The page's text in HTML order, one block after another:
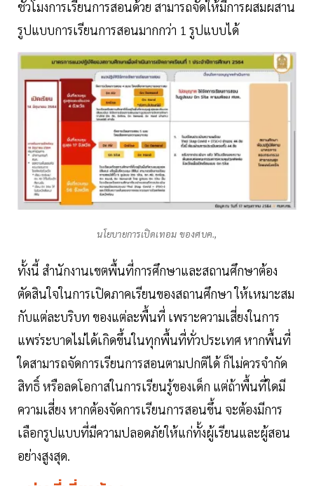
ชั่วโมงการเรียนการสอนด้วย สามารถจัดให้มีการผสมผสาน
รูปแบบการเรียนการสอนมากกว่า 1 รูปแบบได้
นโยบายการเปิดเทอม ของศบค.,
ทั้งนี้ สำนักงานเขตพื้นที่การศึกษาและสถานศึกษาต้อง
ตัดสินใจในการเปิดภาคเรียนของสถานศึกษา ให้เหมาะสม
กับแต่ละบริบท ของแต่ละพื้นที่ เพราะความเสี่ยงในการ
แพร่ระบาดไม่ได้เกิดขึ้นในทุกพื้นที่ทั่วประเทศ หากพื้นที่
ใดสามารถจัดการเรียนการสอนตามปกติได้ ก็ไม่ควรจำกัด
สิทธิ์ หรือลดโอกาสในการเรียนรู้ของเด็ก แต่ถ้าพื้นที่ใดมี
ความเสี่ยง หากต้องจัดการเรียนการสอนขึ้น จะต้องมีการ
เลือกรูปแบบที่มีความปลอดภัยให้แก่ทั้งผู้เรียนและผู้สอน
อย่างสูงสุด.